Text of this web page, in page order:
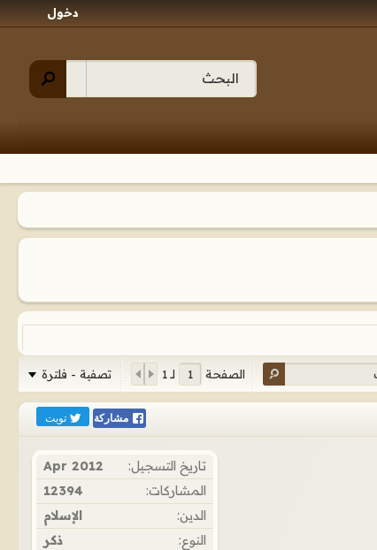
دخول
الصفحة لـ1 تصفية - فلترة
مشاركة تويت
تاريخ التسجيل:
Apr 2012
المشاركات:
12394
الدين:
الإسلام
النوع:
ذكر